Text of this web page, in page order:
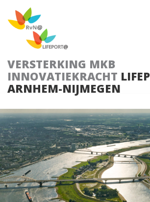
VERSTERKING MKB
INNOVATIEKRACHT
ARNHEM-NIJMEGEN